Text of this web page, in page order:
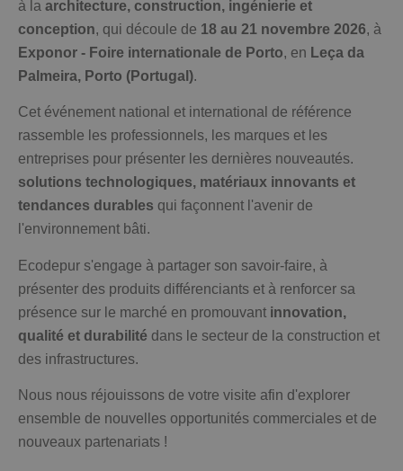
à la architecture, construction, ingénierie et
conception, qui découle de 18 au 21 novembre 2026, à
Exponor - Foire internationale de Porto, en Leça da
Palmeira, Porto (Portugal).
Cet événement national et international de référence
rassemble les professionnels, les marques et les
entreprises pour présenter les dernières nouveautés.
solutions technologiques, matériaux innovants et
tendances durables qui façonnent l'avenir de
l'environnement bâti.
Ecodepur s'engage à partager son savoir-faire, à
présenter des produits différenciants et à renforcer sa
présence sur le marché en promouvant innovation,
qualité et durabilité dans le secteur de la construction et
des infrastructures.
Nous nous réjouissons de votre visite afin d'explorer
ensemble de nouvelles opportunités commerciales et de
nouveaux partenariats !